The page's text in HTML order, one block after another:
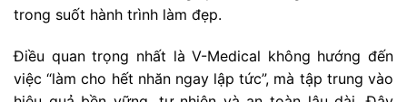
trong suốt hành trình làm đẹp.
Điều quan trọng nhất là V-Medical không hướng đến
việc “làm cho hết nhăn ngay lập tức”, mà tập trung vào